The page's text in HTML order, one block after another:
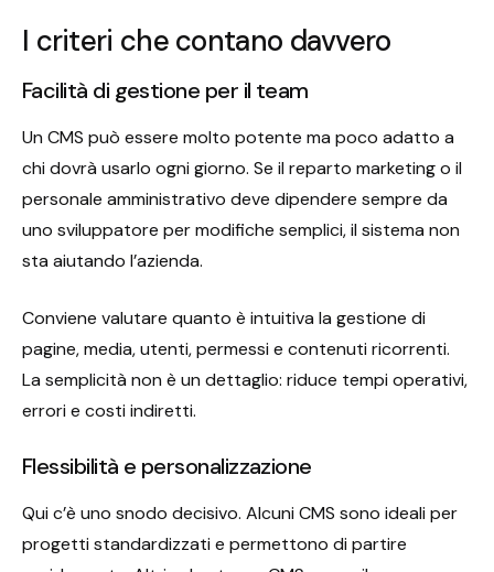
I criteri che contano davvero
Facilità di gestione per il team
Un CMS può essere molto potente ma poco adatto a
chi dovrà usarlo ogni giorno. Se il reparto marketing o il
personale amministrativo deve dipendere sempre da
uno sviluppatore per modifiche semplici, il sistema non
sta aiutando l’azienda.
Conviene valutare quanto è intuitiva la gestione di
pagine, media, utenti, permessi e contenuti ricorrenti.
La semplicità non è un dettaglio: riduce tempi operativi,
errori e costi indiretti.
Flessibilità e personalizzazione
Qui c’è uno snodo decisivo. Alcuni CMS sono ideali per
progetti standardizzati e permettono di partire